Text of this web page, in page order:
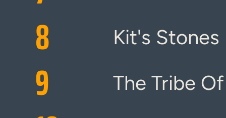
8 Kit's Stones
9 The Tribe